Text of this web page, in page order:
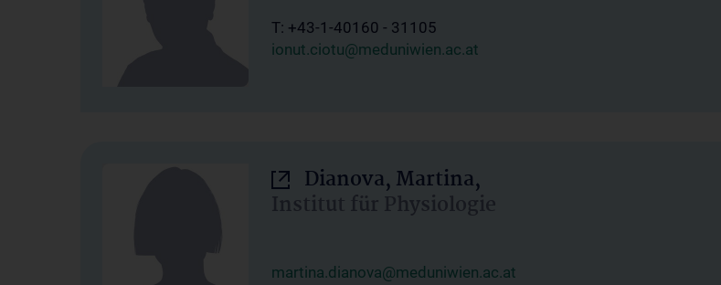
T: +43-1-40160 - 31105
ionut.ciotu@meduniwien.ac.at
Dianova, Martina,
Institut für Physiologie
martina.dianova@meduniwien.ac.at